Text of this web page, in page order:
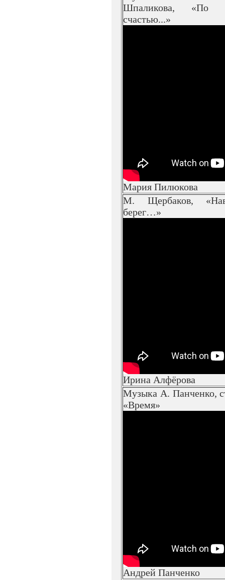
Шпаликова, «По
счастью...»
Мария Пилюкова
М. Щербаков,
берег…»
Ирина Алфёрова
Музыка А. Панченко,
«Время»
Андрей Панченко